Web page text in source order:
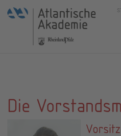
Die